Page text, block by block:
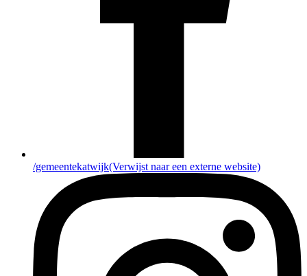
/gemeentekatwijk(Verwijst naar een externe website)